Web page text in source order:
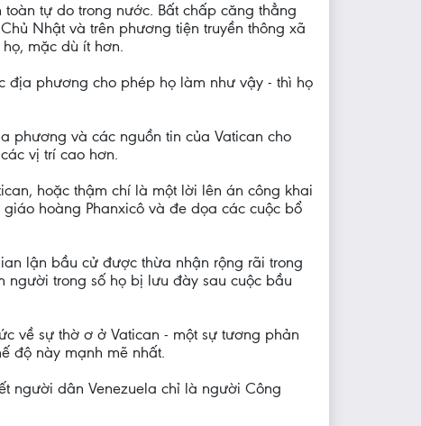
tự do trong nước. Bất chấp căng thẳng
Nhật và trên phương tiện truyền thông xã
mặc dù ít hơn.
địa phương cho phép họ làm như vậy - thì họ
phương và các nguồn tin của Vatican cho
vị trí cao hơn.
hoặc thậm chí là một lời lên án công khai
hoàng Phanxicô và đe dọa các cuộc bổ
lận bầu cử được thừa nhận rộng rãi trong
trong số họ bị lưu đày sau cuộc bầu
về sự thờ ơ ở Vatican - một sự tương phản
độ này mạnh mẽ nhất.
người dân Venezuela chỉ là người Công